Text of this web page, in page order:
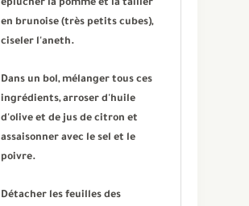
éplucher la pomme et la tailler
en brunoise (très petits cubes),
ciseler l'aneth.
Dans un bol, mélanger tous ces
ingrédients, arroser d'huile
d'olive et de jus de citron et
assaisonner avec le sel et le
poivre.
Détacher les feuilles des